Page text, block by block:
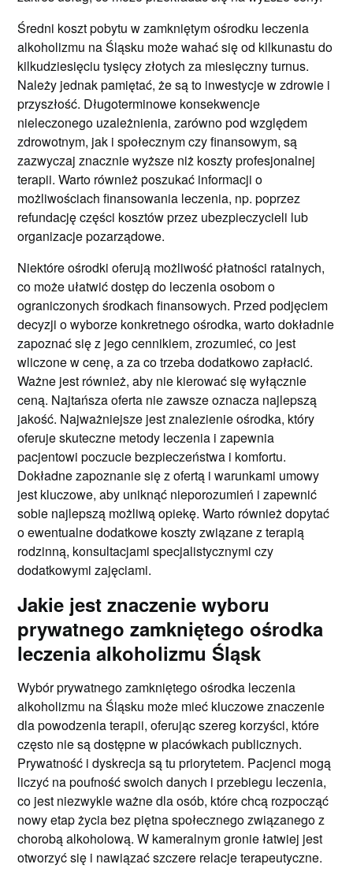
Średni koszt pobytu w zamkniętym ośrodku leczenia
alkoholizmu na Śląsku może wahać się od kilkunastu do
kilkudziesięciu tysięcy złotych za miesięczny turnus.
Należy jednak pamiętać, że są to inwestycje w zdrowie i
przyszłość. Długoterminowe konsekwencje
nieleczonego uzależnienia, zarówno pod względem
zdrowotnym, jak i społecznym czy finansowym, są
zazwyczaj znacznie wyższe niż koszty profesjonalnej
terapii. Warto również poszukać informacji o
możliwościach finansowania leczenia, np. poprzez
refundację części kosztów przez ubezpieczycieli lub
organizacje pozarządowe.
Niektóre ośrodki oferują możliwość płatności ratalnych,
co może ułatwić dostęp do leczenia osobom o
ograniczonych środkach finansowych. Przed podjęciem
decyzji o wyborze konkretnego ośrodka, warto dokładnie
zapoznać się z jego cennikiem, zrozumieć, co jest
wliczone w cenę, a za co trzeba dodatkowo zapłacić.
Ważne jest również, aby nie kierować się wyłącznie
ceną. Najtańsza oferta nie zawsze oznacza najlepszą
jakość. Najważniejsze jest znalezienie ośrodka, który
oferuje skuteczne metody leczenia i zapewnia
pacjentowi poczucie bezpieczeństwa i komfortu.
Dokładne zapoznanie się z ofertą i warunkami umowy
jest kluczowe, aby uniknąć nieporozumień i zapewnić
sobie najlepszą możliwą opiekę. Warto również dopytać
o ewentualne dodatkowe koszty związane z terapią
rodzinną, konsultacjami specjalistycznymi czy
dodatkowymi zajęciami.
Jakie jest znaczenie wyboru
prywatnego zamkniętego ośrodka
leczenia alkoholizmu Śląsk
Wybór prywatnego zamkniętego ośrodka leczenia
alkoholizmu na Śląsku może mieć kluczowe znaczenie
dla powodzenia terapii, oferując szereg korzyści, które
często nie są dostępne w placówkach publicznych.
Prywatność i dyskrecja są tu priorytetem. Pacjenci mogą
liczyć na poufność swoich danych i przebiegu leczenia,
co jest niezwykle ważne dla osób, które chcą rozpocząć
nowy etap życia bez piętna społecznego związanego z
chorobą alkoholową. W kameralnym gronie łatwiej jest
otworzyć się i nawiązać szczere relacje terapeutyczne.